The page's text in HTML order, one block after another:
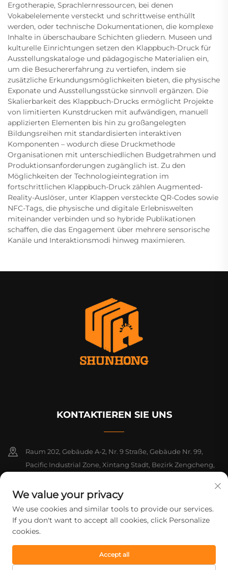
Ergotherapie, Sprachlernressourcen, bei denen
Vokabelelemente versteckt und schrittweise enthüllt
werden, oder technische Dokumentationen, die komplexe
Inhalte in überschaubare Schichten gliedern. Museen und
kulturelle Einrichtungen setzen den Klappbuch-Druck für
Ausstellungskataloge und pädagogische Materialien ein,
um die Besuchererfahrung zu vertiefen, indem sie
zusätzliche Erkundungsmöglichkeiten bieten, die physische
Exponate und Ausstellungsstücke sinnvoll ergänzen. Die
Skalierbarkeit des Klappbuch-Drucks ermöglicht Projekte
von limitierten Kunstdrucken mit aufwändigen, manuell
applizierten Elementen bis hin zu großangelegten
Bildungsreihen mit standardisierten interaktiven
Komponenten – wodurch diese Druckmethode
Organisationen mit unterschiedlichen Budgetrahmen und
Produktionsanforderungen zugänglich ist. Zu den
Möglichkeiten der Technologieintegration im
fortschrittlichen Klappbuch-Druck zählen Augmented-
Reality-Auslöser, unter Klappen versteckte QR-Codes sowie
NFC-Tags, die physische und digitale Erlebniswelten
miteinander verbinden und so hybride Publikationen
schaffen, die das Engagement über mehrere sensorische
Kanäle und Interaktionsmodi hinweg maximieren.
KONTAKTIEREN SIE UNS
Raum 202, Gebäude A-2, Nr. 9 Straße, Gebäude Nr. 99,
Pacific Industrial Zone, Xintang Stadt, Bezirk Zengcheng,
+86-18925142858
[email protected]
Urheberrecht © 2026 Guangzhou Shunhong Printing Co., Ltd. Alle
Rechte vorbehalten. Datenschutzrichtlinie
We value your privacy
We use cookies and similar tools to provide our services.
If you don't want to accept all cookies, click Personalize
cookies.
Accept all